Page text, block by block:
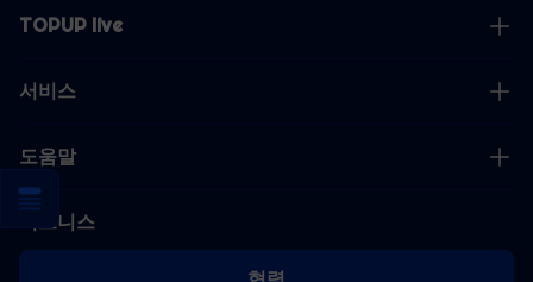
TOPUP live
서비스
도움말
비즈니스